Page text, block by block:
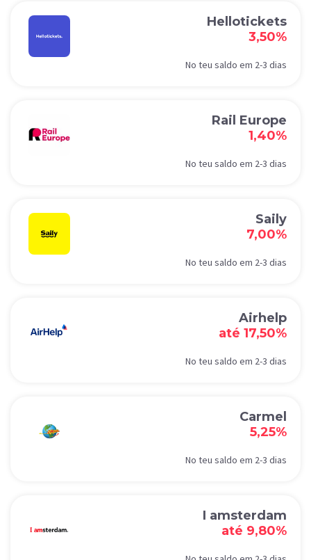
Hellotickets
3,50%
No teu saldo em 2-3 dias
Rail Europe
1,40%
No teu saldo em 2-3 dias
Saily
7,00%
No teu saldo em 2-3 dias
Airhelp
até 17,50%
No teu saldo em 2-3 dias
Carmel
5,25%
No teu saldo em 2-3 dias
I amsterdam
até 9,80%